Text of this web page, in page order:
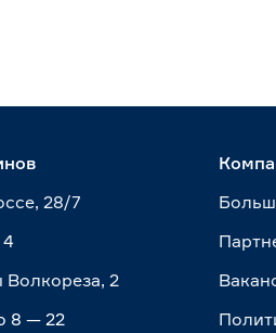
28/7
2
8 — 22